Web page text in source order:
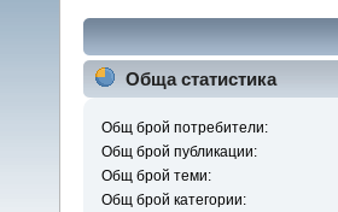
Обща статистика
Общ брой потребители:
Общ брой публикации:
Общ брой теми:
Общ брой категории: